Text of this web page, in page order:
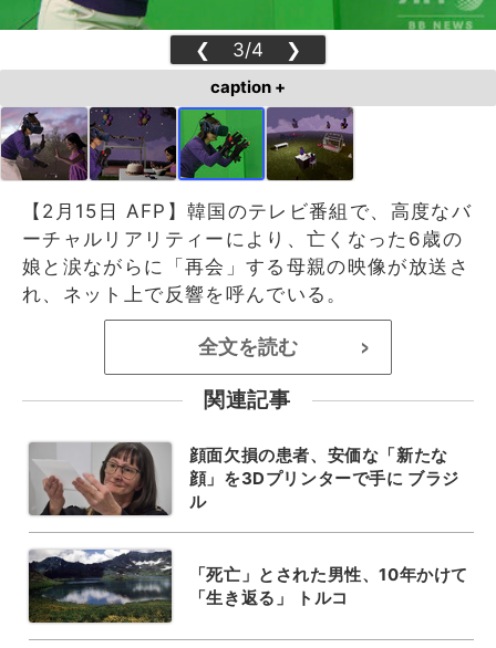
❮ 3/4 ❯
caption +
【2月15日 AFP】韓国のテレビ番組で、高度なバ
ーチャルリアリティーにより、亡くなった6歳の
娘と涙ながらに「再会」する母親の映像が放送さ
れ、ネット上で反響を呼んでいる。
全文を読む >
関連記事
顔面欠損の患者、安価な「新たな
顔」を3Dプリンターで手に ブラジ
ル
「死亡」とされた男性、10年かけて
「生き返る」 トルコ